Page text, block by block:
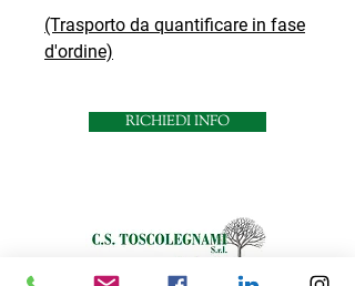
(Trasporto da quantificare in fase
d'ordine)
RICHIEDI INFO